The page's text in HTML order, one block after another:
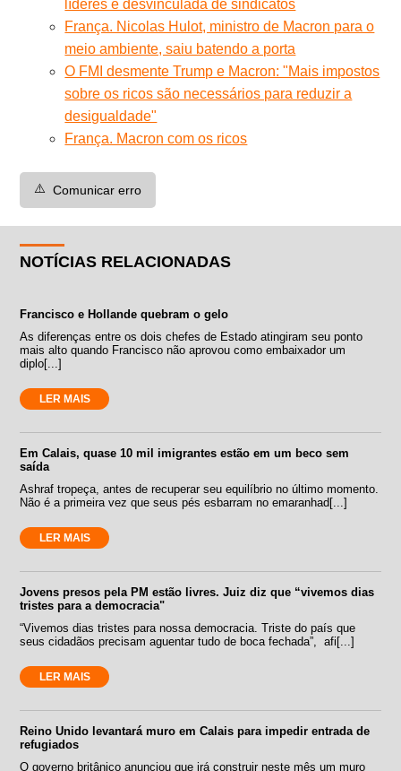
líderes e desvinculada de sindicatos
França. Nicolas Hulot, ministro de Macron para o
meio ambiente, saiu batendo a porta
O FMI desmente Trump e Macron: "Mais impostos
sobre os ricos são necessários para reduzir a
desigualdade"
França. Macron com os ricos
⚠️ Comunicar erro
NOTÍCIAS RELACIONADAS
Francisco e Hollande quebram o gelo
As diferenças entre os dois chefes de Estado atingiram seu ponto
mais alto quando Francisco não aprovou como embaixador um
diplo[...]
LER MAIS
Em Calais, quase 10 mil imigrantes estão em um beco sem
saída
Ashraf tropeça, antes de recuperar seu equilíbrio no último momento.
Não é a primeira vez que seus pés esbarram no emaranhad[...]
LER MAIS
Jovens presos pela PM estão livres. Juiz diz que “vivemos dias
tristes para a democracia"
“Vivemos dias tristes para nossa democracia. Triste do país que
seus cidadãos precisam aguentar tudo de boca fechada”, afi[...]
LER MAIS
Reino Unido levantará muro em Calais para impedir entrada de
refugiados
O governo britânico anunciou que irá construir neste mês um muro